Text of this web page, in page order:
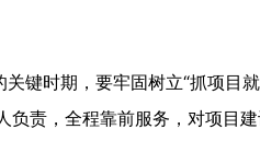
关键时期，要牢固树立“抓项
责，全程靠前服务，对项目